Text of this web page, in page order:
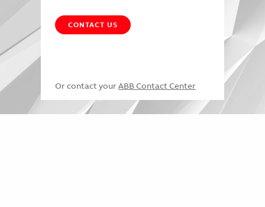
CONTACT US
Or contact your ABB Contact Center